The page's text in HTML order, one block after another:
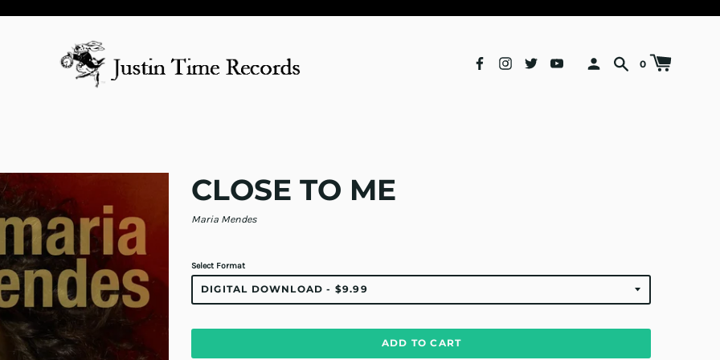
0
CLOSE TO ME
Maria Mendes
Select Format
ADD TO CART